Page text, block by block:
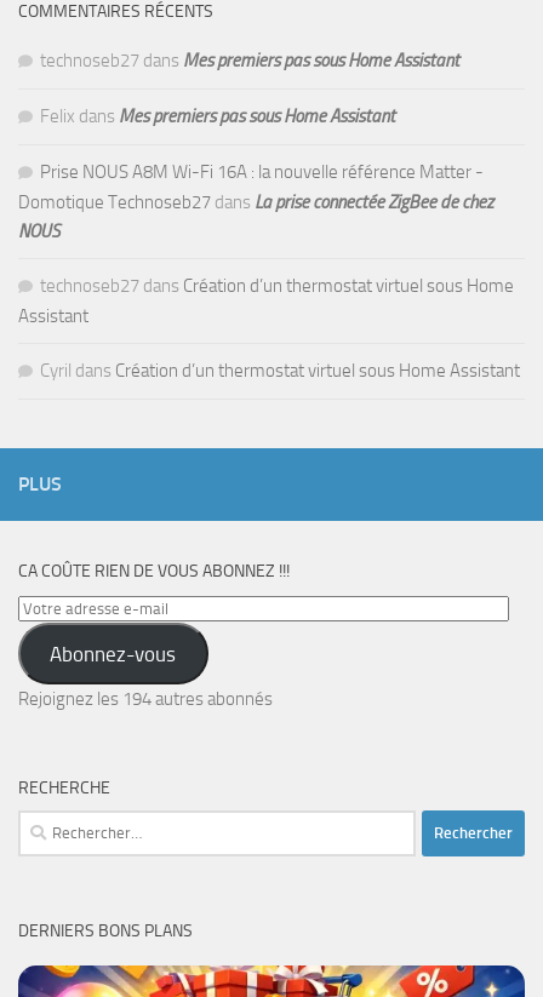
COMMENTAIRES RÉCENTS
technoseb27 dans Mes premiers pas sous Home Assistant
Felix dans Mes premiers pas sous Home Assistant
Prise NOUS A8M Wi-Fi 16A : la nouvelle référence Matter -
Domotique Technoseb27 dans La prise connectée ZigBee de chez
NOUS
technoseb27 dans Création d’un thermostat virtuel sous Home
Assistant
Cyril dans Création d’un thermostat virtuel sous Home Assistant
PLUS
CA COÛTE RIEN DE VOUS ABONNEZ !!!
Votre
adresse
e-
mail
Abonnez-vous
Rejoignez les 194 autres abonnés
RECHERCHE
Rechercher :
DERNIERS BONS PLANS